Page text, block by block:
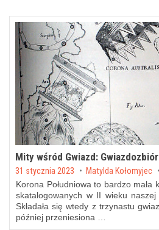
Mity wśród Gwiazd:
Posted on
31 stycznia 2023 by Matylda Kołomyjec
Korona Południowa to bardzo mała
skatalogowanych w II wieku naszej
Składała się wtedy z trzynastu
później przeniesiona …